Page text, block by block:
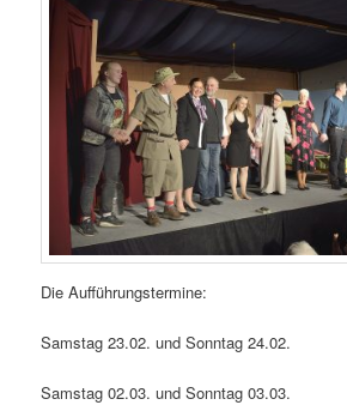
Die Aufführungstermine:
Samstag 23.02. und Sonntag 24.02.
Samstag 02.03. und Sonntag 03.03.